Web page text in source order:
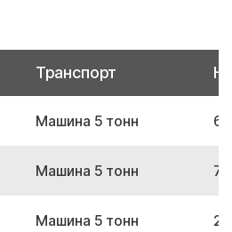
Транспорт
Машина 5 тонн
Машина 5 тонн
Машина 5 тонн